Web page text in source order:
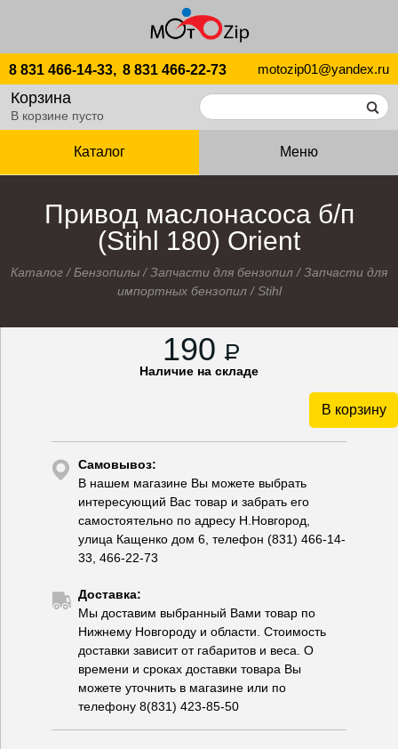
8 831 466-14-33, 8 831 466-22-73 motozip01@yandex.ru
Корзина
В корзине пусто
Каталог Меню
Привод маслонасоса б/п
(Stihl 180) Orient
Каталог /Бензопилы /Запчасти для бензопил /Запчасти для
импортных бензопил/Stihl
190 P
Наличие на складе
В корзину
Самовывоз:
В нашем магазине Вы можете выбрать
интересующий Вас товар и забрать его
самостоятельно по адресу Н.Новгород,
улица Кащенко дом 6, телефон (831) 466-14-
33, 466-22-73
Доставка:
Мы доставим выбранный Вами товар по
Нижнему Новгороду и области. Стоимость
доставки зависит от габаритов и веса. О
времени и сроках доставки товара Вы
можете уточнить в магазине или по
телефону 8(831) 423-85-50